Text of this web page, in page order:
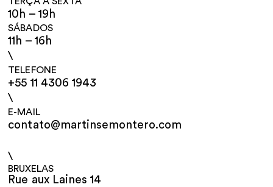
10h – 19h
SÁBADOS
11h – 16h
\
TELEFONE
+55 11 4306 1943
\
E-MAIL
contato@martinsemontero.com
\
BRUXELAS
Rue aux Laines 14